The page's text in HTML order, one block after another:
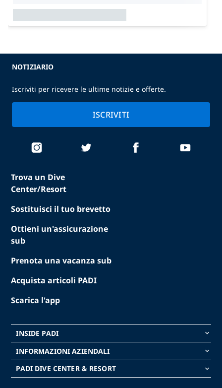
Trova un Dive
Center/Resort
Sostituisci il tuo brevetto
Ottieni un'assicurazione
sub
Prenota una vacanza sub
Acquista articoli PADI
Scarica l'app
INSIDE PADI keyboard_arrow_down
INFORMAZIONI AZIENDALI keyboard_arrow_down
PADI DIVE CENTER & RESORT keyboard_arrow_down
NOTIZIARIO
Iscriviti per ricevere le ultime notizie e offerte.
ISCRIVITI